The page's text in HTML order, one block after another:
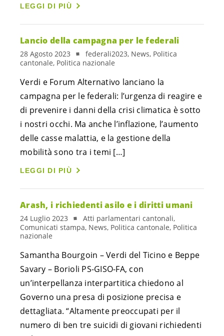
LEGGI DI PIÙ
Lancio della campagna per le federali
28 Agosto 2023
federali2023, News, Politica
cantonale, Politica nazionale
Verdi e Forum Alternativo lanciano la
campagna per le federali: l’urgenza di reagire e
di prevenire i danni della crisi climatica è sotto
i nostri occhi. Ma anche l’inflazione, l’aumento
delle casse malattia, e la gestione della
mobilità sono tra i temi […]
LEGGI DI PIÙ
Arash, i richiedenti asilo e i diritti umani
24 Luglio 2023
Atti parlamentari cantonali,
Comunicati stampa, News, Politica cantonale, Politica
nazionale
Samantha Bourgoin – Verdi del Ticino e Beppe
Savary – Borioli PS-GISO-FA, con
un’interpellanza interpartitica chiedono al
Governo una presa di posizione precisa e
dettagliata. “Altamente preoccupati per il
numero di ben tre suicidi di giovani richiedenti